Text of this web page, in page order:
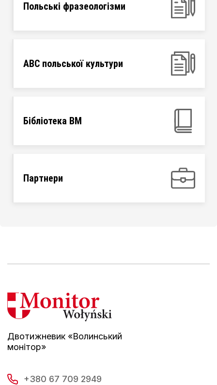
Польські фразеологізми
ABC польської культури
Бібліотека ВМ
Партнери
Двотижневик «Волинський
монітор»
+380 67 709 2949